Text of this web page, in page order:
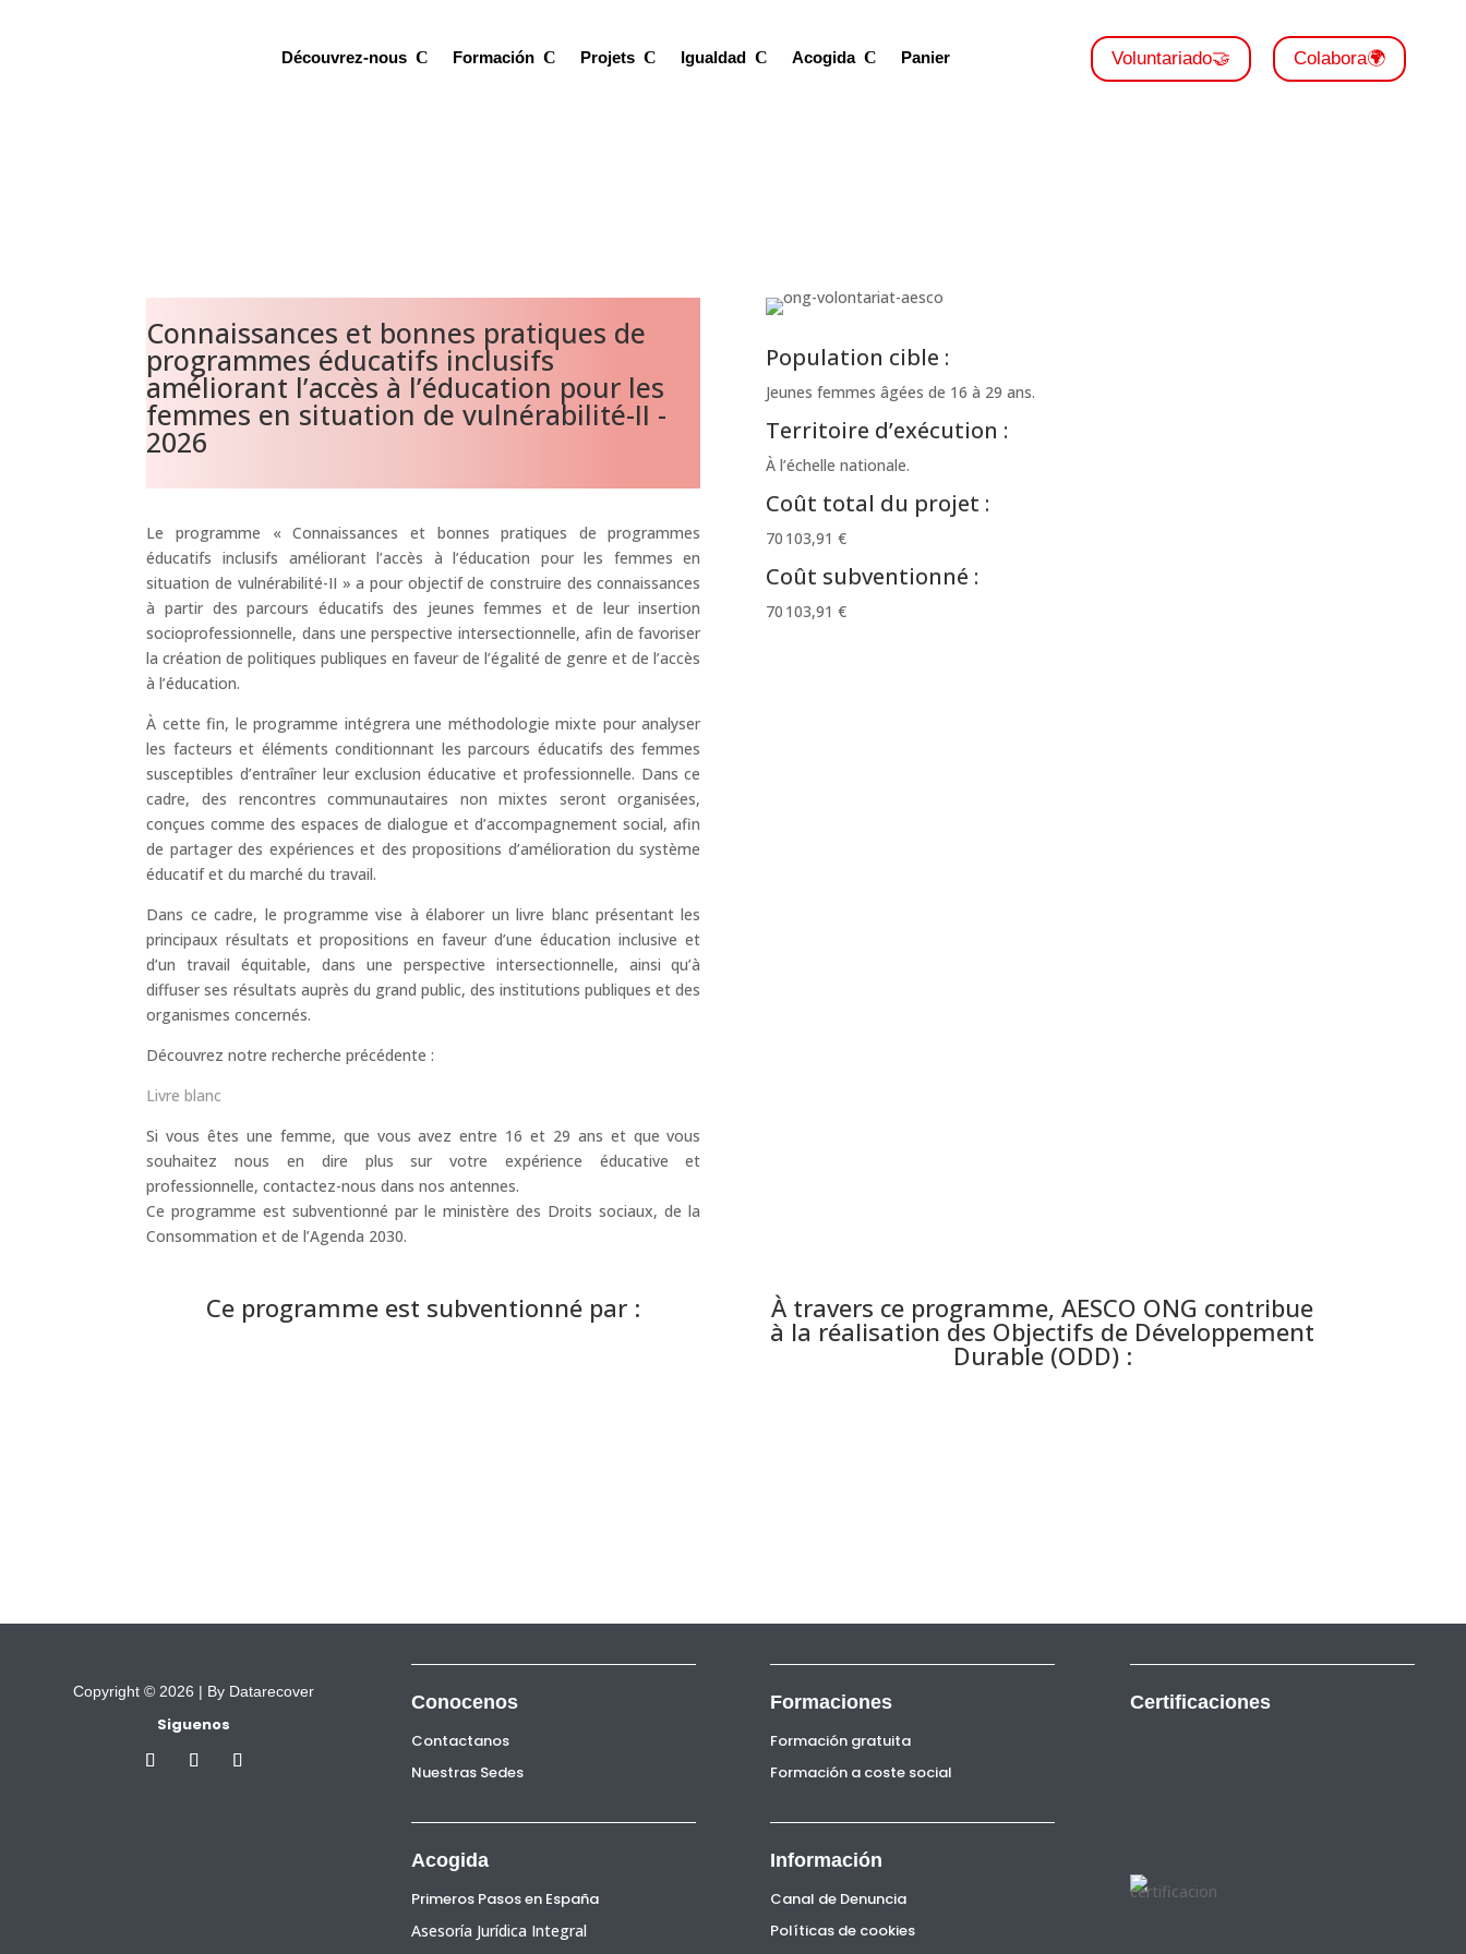
Découvrez-nous Formación Projets Igualdad Acogida Panier Voluntariado🤝 Colabora🌍
Connaissances et bonnes pratiques de
programmes éducatifs inclusifs
améliorant l’accès à l’éducation pour les
femmes en situation de vulnérabilité-II -
2026
Le programme « Connaissances et bonnes pratiques de programmes
éducatifs inclusifs améliorant l’accès à l’éducation pour les femmes en
situation de vulnérabilité-II » a pour objectif de construire des connaissances
à partir des parcours éducatifs des jeunes femmes et de leur insertion
socioprofessionnelle, dans une perspective intersectionnelle, afin de favoriser
la création de politiques publiques en faveur de l’égalité de genre et de l’accès
à l’éducation.
À cette fin, le programme intégrera une méthodologie mixte pour analyser
les facteurs et éléments conditionnant les parcours éducatifs des femmes
susceptibles d’entraîner leur exclusion éducative et professionnelle. Dans ce
cadre, des rencontres communautaires non mixtes seront organisées,
conçues comme des espaces de dialogue et d’accompagnement social, afin
de partager des expériences et des propositions d’amélioration du système
éducatif et du marché du travail.
Dans ce cadre, le programme vise à élaborer un livre blanc présentant les
principaux résultats et propositions en faveur d’une éducation inclusive et
d’un travail équitable, dans une perspective intersectionnelle, ainsi qu’à
diffuser ses résultats auprès du grand public, des institutions publiques et des
organismes concernés.
Découvrez notre recherche précédente :
Livre blanc
Si vous êtes une femme, que vous avez entre 16 et 29 ans et que vous
souhaitez nous en dire plus sur votre expérience éducative et
professionnelle, contactez-nous dans nos antennes.
Ce programme est subventionné par le ministère des Droits sociaux, de la
Consommation et de l’Agenda 2030.
Population cible :
Jeunes femmes âgées de 16 à 29 ans.
Territoire d’exécution :
À l’échelle nationale.
Coût total du projet :
70 103,91 €
Coût subventionné :
70 103,91 €
Ce programme est subventionné par : À travers ce programme, AESCO ONG contribue
à la réalisation des Objectifs de Développement
Durable (ODD) :
Copyright © 2026 | By Datarecover
Siguenos
Conocenos
Contactanos
Nuestras Sedes
Acogida
Primeros Pasos en España
Asesoría Jurídica Integral
Formaciones
Formación gratuita
Formación a coste social
Información
Canal de Denuncia
Políticas de cookies
Certificaciones